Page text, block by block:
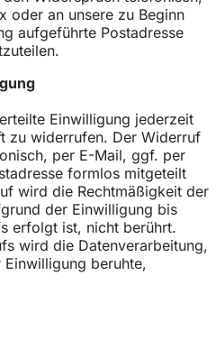
oder an unsere zu Beginn
aufgeführte Postadresse
Einwilligung jederzeit
zu widerrufen. Der Widerruf
per E-Mail, ggf. per
formlos mitgeteilt
wird die Rechtmäßigkeit der
der Einwilligung bis
erfolgt ist, nicht berührt.
wird die Datenverarbeitung,
beruhte,